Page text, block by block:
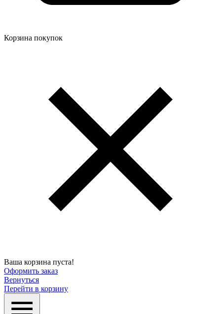
Корзина покупок
Ваша корзина пуста!
Оформить заказ
Вернуться
Перейти в корзину